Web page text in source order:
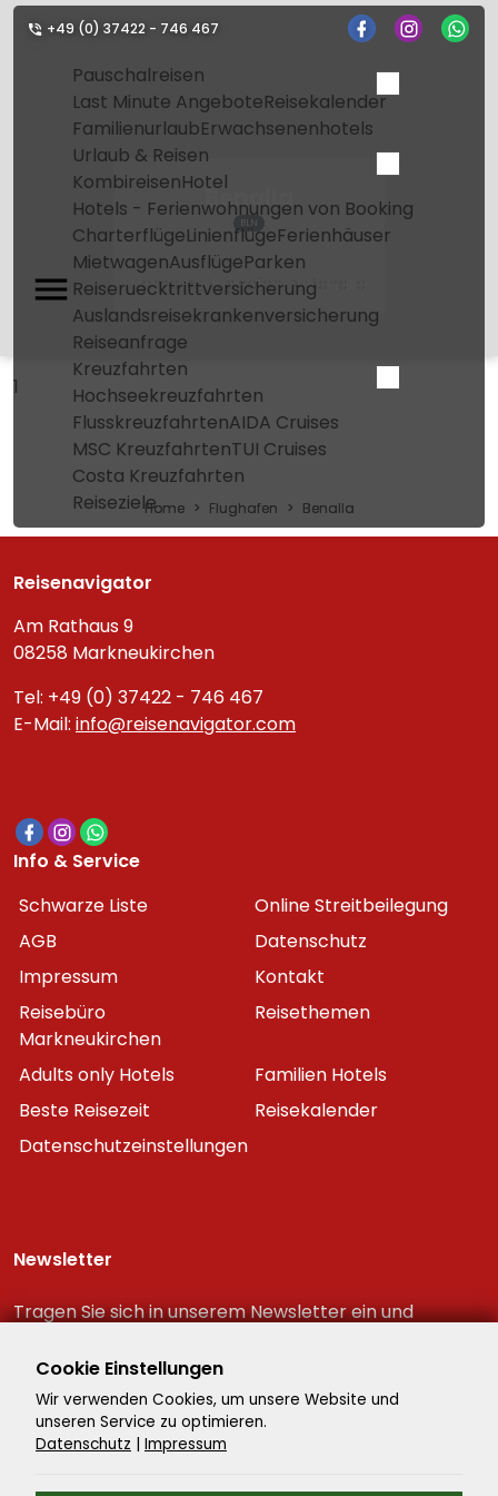
+49 (0) 37422 - 746 467
Pauschalreisen
Last Minute AngeboteReisekalender
FamilienurlaubErwachsenenhotels
Urlaub & Reisen
KombireisenHotel
Hotels - Ferienwohnungen von Booking
CharterflügeLinienflügeFerienhäuser
MietwagenAusflügeParken
Reiseruecktrittversicherung
Auslandsreisekrankenversicherung
Reiseanfrage
Kreuzfahrten
Hochseekreuzfahrten
FlusskreuzfahrtenAIDA Cruises
MSC KreuzfahrtenTUI Cruises
Costa Kreuzfahrten
Reiseziele
Benalla
BLN
Home Flughafen Benalla
1
Home Flughafen Benalla
Reisenavigator
Am Rathaus 9
08258 Markneukirchen
Tel: +49 (0) 37422 - 746 467
E-Mail: info@reisenavigator.com
Info & Service
Schwarze Liste
Online Streitbeilegung
AGB
Datenschutz
Impressum
Kontakt
Reisebüro
Markneukirchen
Reisethemen
Adults only Hotels
Familien Hotels
Beste Reisezeit
Reisekalender
Datenschutzeinstellungen
Newsletter
Tragen Sie sich in unserem Newsletter ein und
Reiseschnäppchen!
Cookie Einstellungen
Wir verwenden Cookies, um unsere Website und
unseren Service zu optimieren.
Datenschutz | Impressum